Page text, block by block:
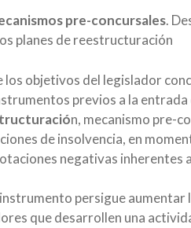
pre-concursales.
planes de reestructuración
los objetivos del legislador
previos a la
n, mecanismo pre-
de insolvencia, en
negativas inherentes
persigue aumentar
que desarrollen una